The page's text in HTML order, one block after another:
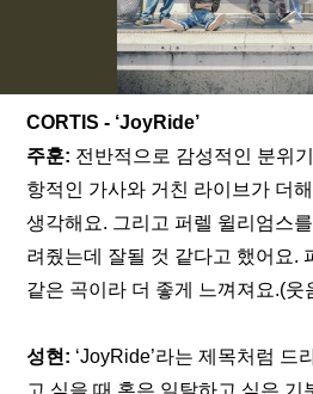
CORTIS - ‘JoyRide’
주훈: 전반적으로 감성적인 분위
항적인 가사와 거친 라이브가 더
생각해요. 그리고 퍼렐 윌리엄스
려줬는데 잘될 것 같다고 했어요.
같은 곡이라 더 좋게 느껴져요.(웃
성현: ‘JoyRide’라는 제목처럼 드